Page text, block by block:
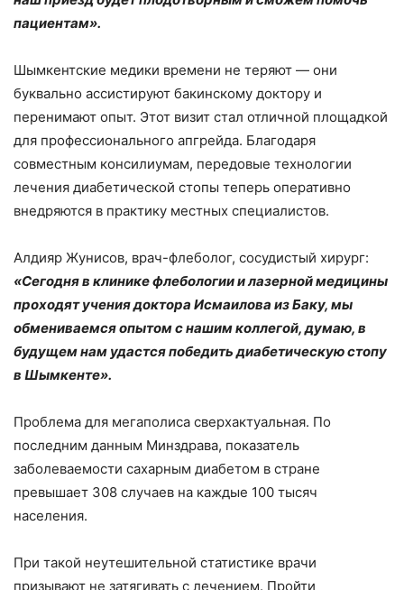
пациентам».
Шымкентские медики времени не теряют — они
буквально ассистируют бакинскому доктору и
перенимают опыт. Этот визит стал отличной площадкой
для профессионального апгрейда. Благодаря
совместным консилиумам, передовые технологии
лечения диабетической стопы теперь оперативно
внедряются в практику местных специалистов.
Алдияр Жунисов, врач-флеболог, сосудистый хирург:
«Сегодня в клинике флебологии и лазерной медицины
проходят учения доктора Исмаилова из Баку, мы
обмениваемся опытом с нашим коллегой, думаю, в
будущем нам удастся победить диабетическую стопу
в Шымкенте».
Проблема для мегаполиса сверхактуальная. По
последним данным Минздрава, показатель
заболеваемости сахарным диабетом в стране
превышает 308 случаев на каждые 100 тысяч
населения.
При такой неутешительной статистике врачи
призывают не затягивать с лечением. Пройти